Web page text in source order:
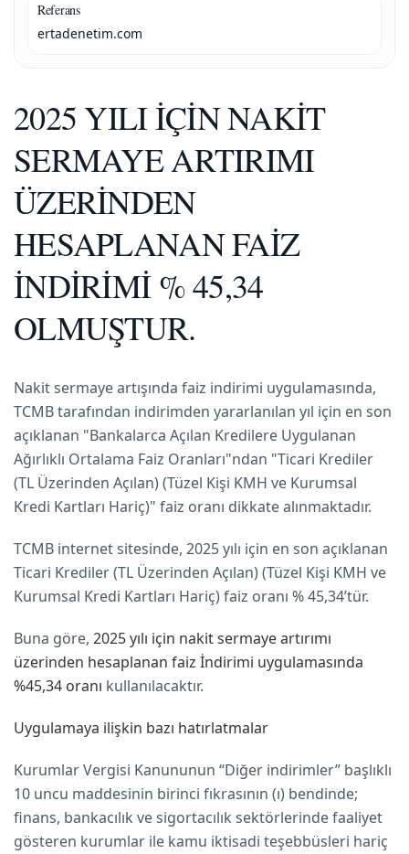
Referans
ertadenetim.com
2025 YILI İÇİN NAKİT
SERMAYE ARTIRIMI
ÜZERİNDEN
HESAPLANAN FAİZ
İNDİRİMİ % 45,34
OLMUŞTUR.
Nakit sermaye artışında faiz indirimi uygulamasında,
TCMB tarafından indirimden yararlanılan yıl için en son
açıklanan "Bankalarca Açılan Kredilere Uygulanan
Ağırlıklı Ortalama Faiz Oranları"ndan "Ticari Krediler
(TL Üzerinden Açılan) (Tüzel Kişi KMH ve Kurumsal
Kredi Kartları Hariç)" faiz oranı dikkate alınmaktadır.
TCMB internet sitesinde, 2025 yılı için en son açıklanan
Ticari Krediler (TL Üzerinden Açılan) (Tüzel Kişi KMH ve
Kurumsal Kredi Kartları Hariç) faiz oranı % 45,34’tür.
Buna göre, 2025 yılı için nakit sermaye artırımı
üzerinden hesaplanan faiz İndirimi uygulamasında
%45,34 oranı kullanılacaktır.
Uygulamaya ilişkin bazı hatırlatmalar
Kurumlar Vergisi Kanununun “Diğer indirimler” başlıklı
10 uncu maddesinin birinci fıkrasının (ı) bendinde;
finans, bankacılık ve sigortacılık sektörlerinde faaliyet
gösteren kurumlar ile kamu iktisadi teşebbüsleri hariç